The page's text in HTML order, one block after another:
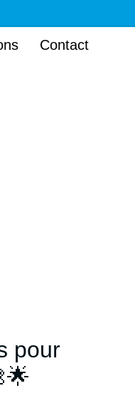
Contact
pour